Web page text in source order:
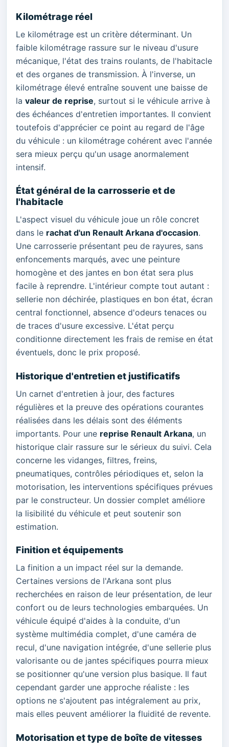
Kilométrage réel
Le kilométrage est un critère déterminant. Un
faible kilométrage rassure sur le niveau d'usure
mécanique, l'état des trains roulants, de l'habitacle
et des organes de transmission. À l'inverse, un
kilométrage élevé entraîne souvent une baisse de
la valeur de reprise, surtout si le véhicule arrive à
des échéances d'entretien importantes. Il convient
toutefois d'apprécier ce point au regard de l'âge
du véhicule : un kilométrage cohérent avec l'année
sera mieux perçu qu'un usage anormalement
intensif.
État général de la carrosserie et de
l'habitacle
L'aspect visuel du véhicule joue un rôle concret
dans le rachat d'un Renault Arkana d'occasion.
Une carrosserie présentant peu de rayures, sans
enfoncements marqués, avec une peinture
homogène et des jantes en bon état sera plus
facile à reprendre. L'intérieur compte tout autant :
sellerie non déchirée, plastiques en bon état, écran
central fonctionnel, absence d'odeurs tenaces ou
de traces d'usure excessive. L'état perçu
conditionne directement les frais de remise en état
éventuels, donc le prix proposé.
Historique d'entretien et justificatifs
Un carnet d'entretien à jour, des factures
régulières et la preuve des opérations courantes
réalisées dans les délais sont des éléments
importants. Pour une reprise Renault Arkana, un
historique clair rassure sur le sérieux du suivi. Cela
concerne les vidanges, filtres, freins,
pneumatiques, contrôles périodiques et, selon la
motorisation, les interventions spécifiques prévues
par le constructeur. Un dossier complet améliore
la lisibilité du véhicule et peut soutenir son
estimation.
Finition et équipements
La finition a un impact réel sur la demande.
Certaines versions de l'Arkana sont plus
recherchées en raison de leur présentation, de leur
confort ou de leurs technologies embarquées. Un
véhicule équipé d'aides à la conduite, d'un
système multimédia complet, d'une caméra de
recul, d'une navigation intégrée, d'une sellerie plus
valorisante ou de jantes spécifiques pourra mieux
se positionner qu'une version plus basique. Il faut
cependant garder une approche réaliste : les
options ne s'ajoutent pas intégralement au prix,
mais elles peuvent améliorer la fluidité de revente.
Motorisation et type de boîte de vitesses